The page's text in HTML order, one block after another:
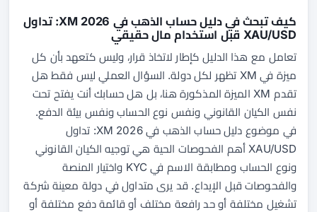
كيف تبحث في دليل حساب الذهب في XM 2026: تداول
XAU/USD قبل استخدام مال حقيقي
تعامل مع هذا الدليل كإطار لاتخاذ قرار، وليس كتعهد بأن كل
ميزة في XM تظهر لكل دولة. السؤال العملي ليس فقط هل
تقدم XM الميزة المذكورة هنا، بل هل حسابك أنت يفتح تحت
نفس الكيان القانوني ونفس نوع الحساب ونفس بيئة الدفع.
في موضوع دليل حساب الذهب في XM 2026: تداول
XAU/USD أهم الفحوصات الحية هي توجيه الكيان القانوني
ونوع الحساب ومطابقة الاسم في KYC واختيار المنصة
والفحوصات قبل الإيداع. قد يرى متداول في دولة معينة شركة
تشغيل مختلفة أو حد رافعة مختلف أو قائمة دفع مختلفة أو